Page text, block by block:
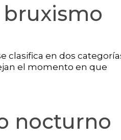
clasifica en dos
el momento en que
nocturno